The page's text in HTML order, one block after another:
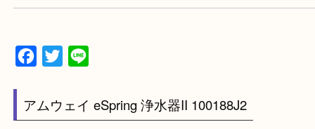
当店は通りに面していますのでお車でのご来店に
です。